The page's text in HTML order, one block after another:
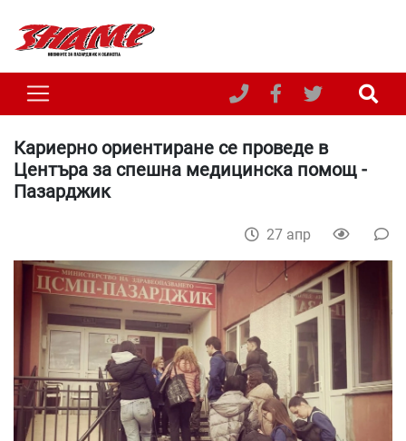
Кариерно ориентиране се проведе в
Центъра за спешна медицинска помощ -
Пазарджик
27 апр